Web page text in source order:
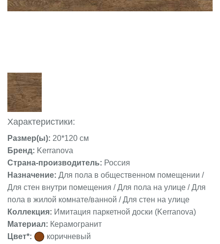
Характеристики:
Размер(ы): 20*120 см
Бренд: Kerranova
Страна-производитель: Россия
Назначение: Для пола в общественном помещении /
Для стен внутри помещения / Для пола на улице / Для
пола в жилой комнате/ванной / Для стен на улице
Коллекция: Имитация паркетной доски (Kerranova)
Материал: Керамогранит
Цвет*:
коричневый